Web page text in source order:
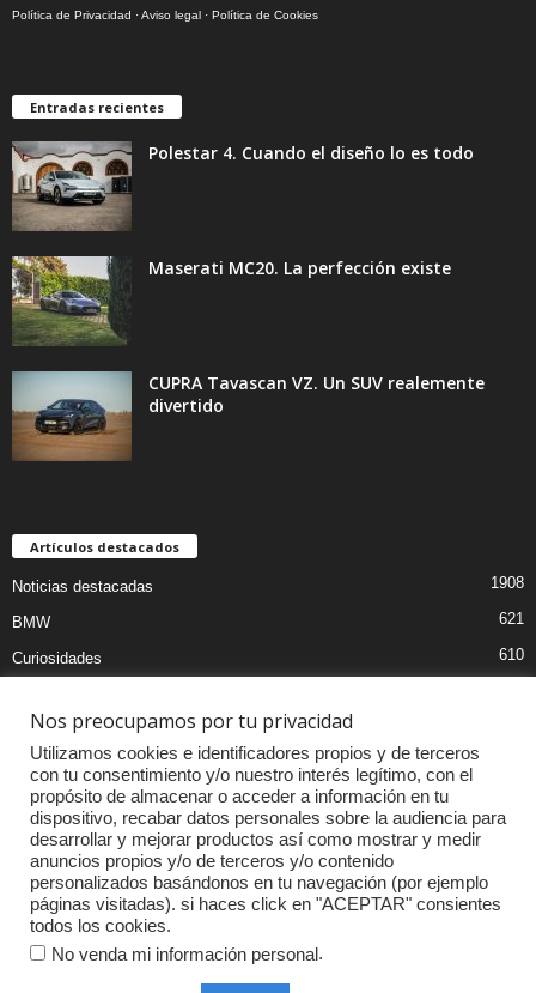
Política de Privacidad ·Aviso legal · Política de Cookies
Entradas recientes
Polestar 4. Cuando el diseño lo es todo
Maserati MC20. La perfección existe
CUPRA Tavascan VZ. Un SUV realemente
divertido
Artículos destacados
Noticias destacadas 1908
BMW 621
Curiosidades 610
Audi
MOTOS
Competiciones
Mercedes
Porsche 232
Nos preocupamos por tu privacidad
Utilizamos cookies e identificadores propios y de terceros
con tu consentimiento y/o nuestro interés legítimo, con el
propósito de almacenar o acceder a información en tu
dispositivo, recabar datos personales sobre la audiencia para
desarrollar y mejorar productos así como mostrar y medir
anuncios propios y/o de terceros y/o contenido
personalizados basándonos en tu navegación (por ejemplo
páginas visitadas). si haces click en "ACEPTAR" consientes
todos los cookies.
No venda mi información personal .